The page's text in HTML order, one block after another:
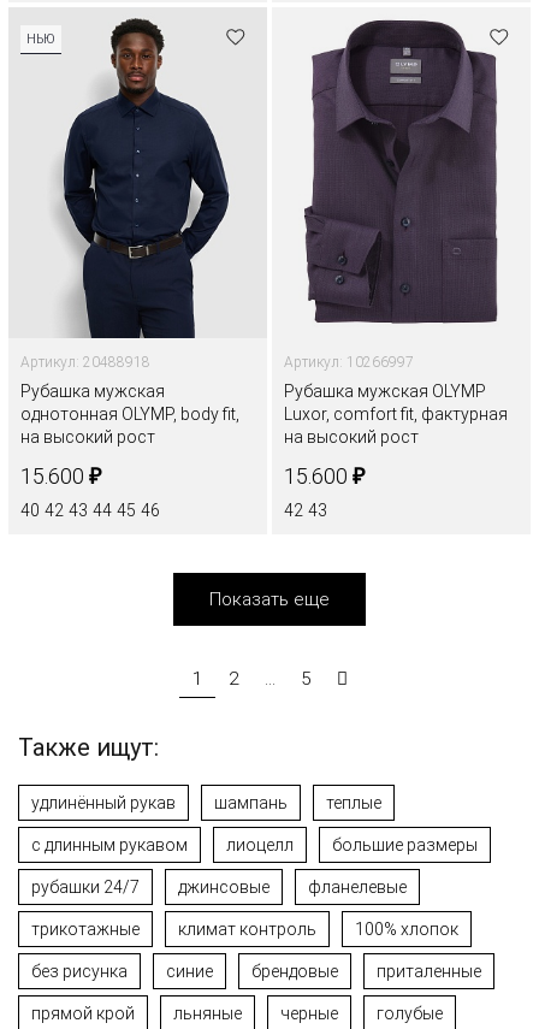
НЬЮ
Артикул: 20488918
Рубашка мужская
однотонная OLYMP, body fit,
на высокий рост
15.600 ₽
40 42 43 44 45 46
Артикул: 10266997
Рубашка мужская OLYMP
Luxor, comfort fit, фактурная
на высокий рост
15.600 ₽
42 43
Показать еще
1 2 ... 5
Также ищут:
удлинённый рукав шампань теплые
с длинным рукавом лиоцелл большие размеры
рубашки 24/7 джинсовые фланелевые
трикотажные климат контроль 100% хлопок
без рисунка синие брендовые приталенные
прямой крой льняные черные голубые